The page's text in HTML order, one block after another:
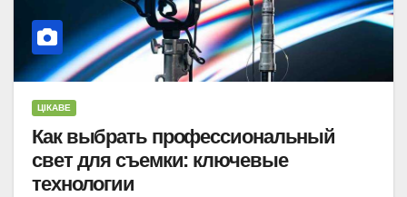
ЦІКАВЕ
Как выбрать профессиональный
свет для съемки: ключевые
технологии